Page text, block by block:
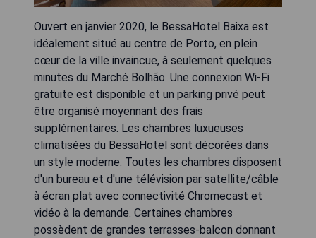
Ouvert en janvier 2020, le BessaHotel Baixa est
idéalement situé au centre de Porto, en plein
cœur de la ville invaincue, à seulement quelques
minutes du Marché Bolhão. Une connexion Wi-Fi
gratuite est disponible et un parking privé peut
être organisé moyennant des frais
supplémentaires. Les chambres luxueuses
climatisées du BessaHotel sont décorées dans
un style moderne. Toutes les chambres disposent
d'un bureau et d'une télévision par satellite/câble
à écran plat avec connectivité Chromecast et
vidéo à la demande. Certaines chambres
possèdent de grandes terrasses-balcon donnant